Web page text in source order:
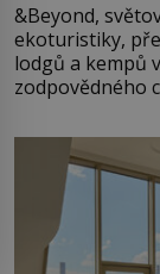
&Beyond,
ekoturistiky,
lodgů a kempů
zodpovědného